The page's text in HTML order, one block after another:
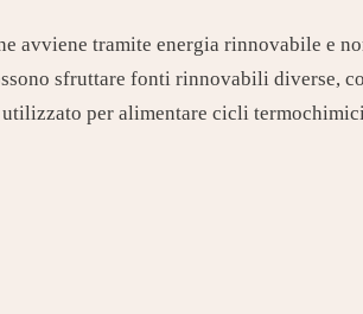
avviene tramite energia rinnovabile e
sfruttare fonti rinnovabili diverse,
utilizzato per alimentare cicli